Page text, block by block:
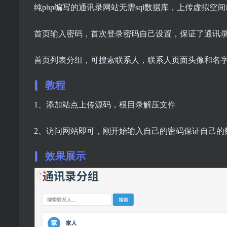
纯php编写的通讯录网站无需sql数据库，上传虚拟空
首页输入密码，首次登录密码自己设置，保证了通讯
首页列表分组，可搜索联系人，联系人页面头像和名
教程
1、添加站点上传源码，根目录解压文件
2、访问网站即可，刚开始输入自己的密码保证自己的
效果展示